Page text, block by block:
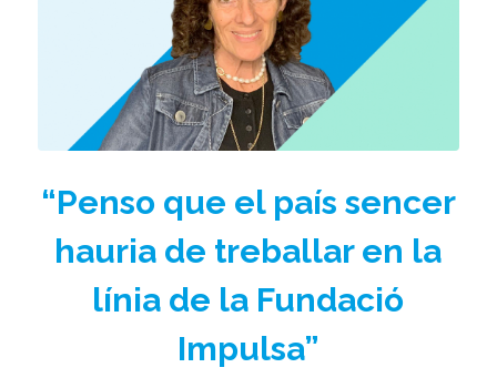
“Penso que el país sencer
hauria de treballar en la
línia de la Fundació
Impulsa”